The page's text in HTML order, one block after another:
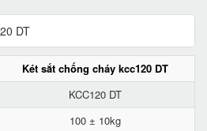
Két sắt chống cháy kcc120 DT
KCC120 DT
100 ± 10kg